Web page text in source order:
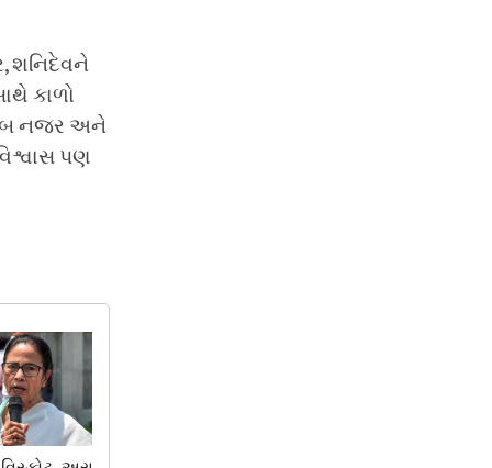
શનિદેવને
કાળો
નજર અને
પણ